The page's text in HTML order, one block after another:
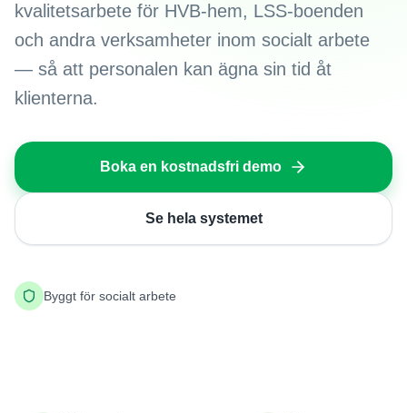
kvalitetsarbete för HVB-hem, LSS-boenden
och andra verksamheter inom socialt arbete
— så att personalen kan ägna sin tid åt
klienterna.
Boka en kostnadsfri demo
Se hela systemet
Byggt för socialt arbete